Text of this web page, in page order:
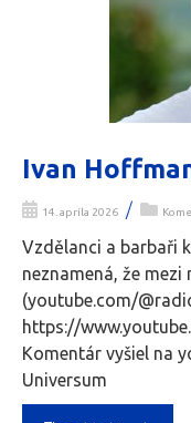
Ivan
14. apríla 2026 /
Vzdělanci a barbaři
neznamená, že
(youtube.com/
https://
Komentár vyšiel na
Universum